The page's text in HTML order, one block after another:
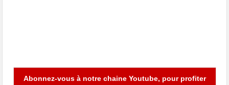
Abonnez-vous à notre chaine Youtube, pour profiter